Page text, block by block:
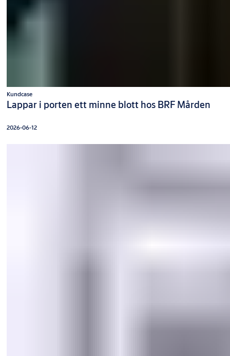
Kundcase
Lappar i porten ett minne blott hos BRF Mården
2026-06-12